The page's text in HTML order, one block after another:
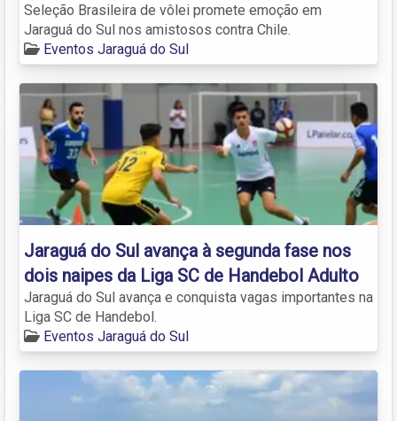
Seleção Brasileira de vôlei promete emoção em
Jaraguá do Sul nos amistosos contra Chile.
Eventos Jaraguá do Sul
Jaraguá do Sul avança à segunda fase nos
dois naipes da Liga SC de Handebol Adulto
Jaraguá do Sul avança e conquista vagas importantes na
Liga SC de Handebol.
Eventos Jaraguá do Sul